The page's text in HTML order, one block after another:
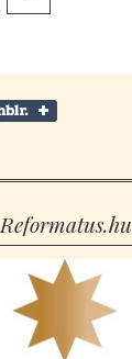
Reformatus.hu